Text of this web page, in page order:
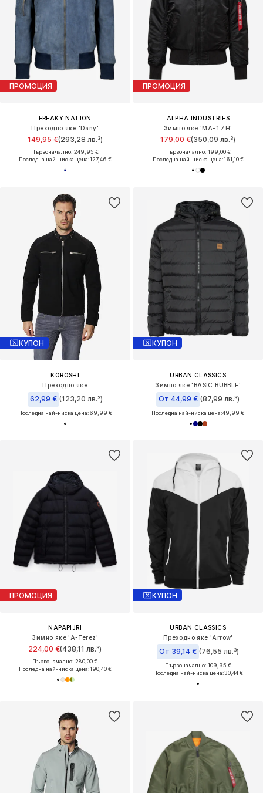
ПРОМОЦИЯ
FREAKY NATION
Преходно яке 'Dany'
149,95 €(293,28 лв.³)
Първоначално: 249,95 €
Последна най-ниска цена:127,46 €
ПРОМОЦИЯ
ALPHA INDUSTRIES
Зимно яке 'MA-1 ZH'
179,00 €(350,09 лв.³)
Първоначално: 199,00 €
Последна най-ниска цена:161,10 €
КУПОН
KOROSHI
Преходно яке
62,99 € (123,20 лв.³)
Последна най-ниска цена:69,99 €
КУПОН
URBAN CLASSICS
Зимно яке 'BASIC BUBBLE'
От 44,99 € (87,99 лв.³)
Последна най-ниска цена:49,99 €
ПРОМОЦИЯ
NAPAPIJRI
Зимно яке 'A-Terez'
224,00 €(438,11 лв.³)
Първоначално: 280,00 €
Последна най-ниска цена:190,40 €
КУПОН
URBAN CLASSICS
Преходно яке 'Arrow'
От 39,14 € (76,55 лв.³)
Първоначално: 109,95 €
Последна най-ниска цена:30,44 €